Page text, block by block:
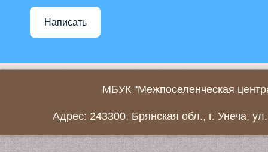
Написать
МБУК "Межпоселенческая
Адрес: 243300, Брянская обл., г. Унеча,